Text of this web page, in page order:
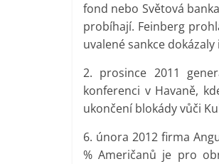
fond nebo Světová
probíhají. Feinberg
uvalené sankce
2. prosince 2011
konferenci v Havaně,
ukončení blokády vůči
6. února 2012 firma
% Američanů je pro